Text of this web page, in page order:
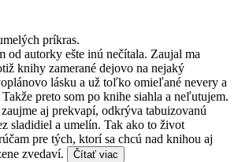
príkras.
od autorky ešte inú nečítala. Zaujal ma
knihy zamerané dejovo na nejaký
lásku a už toľko omieľané nevery a
preto som po knihe siahla a neľutujem.
aj prekvapí, odkrýva tabuizovanú
sladidiel a umelín. Tak ako to život
pre tých, ktorí sa chcú nad knihou aj
zvedaví.
Čítať viac